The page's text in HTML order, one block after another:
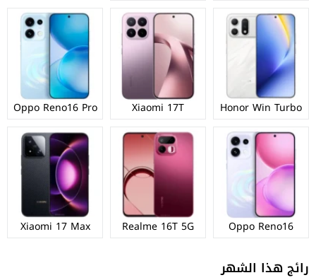
Honor Win Turbo
Xiaomi 17T
Oppo Reno16 Pro
Oppo Reno16
Realme 16T 5G
Xiaomi 17 Max
رائج هذا الشهر